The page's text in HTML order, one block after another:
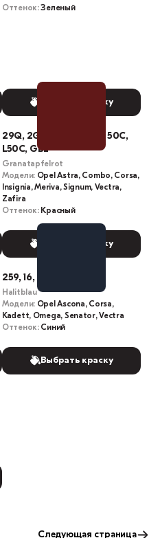
Оттенок:Зеленый
Выбрать краску
29Q, 2GU, Z50C, 287L, 50C,
L50C, GBL
Granatapfelrot
Модели: Opel Astra, Combo, Corsa,
Insignia, Meriva, Signum, Vectra,
Zafira
Оттенок: Красный
Выбрать краску
259, 16, 016, 0016, 16L
Halitblau
Модели: Opel Ascona, Corsa,
Kadett, Omega, Senator, Vectra
Оттенок: Синий
Выбрать краску
Следующая страница